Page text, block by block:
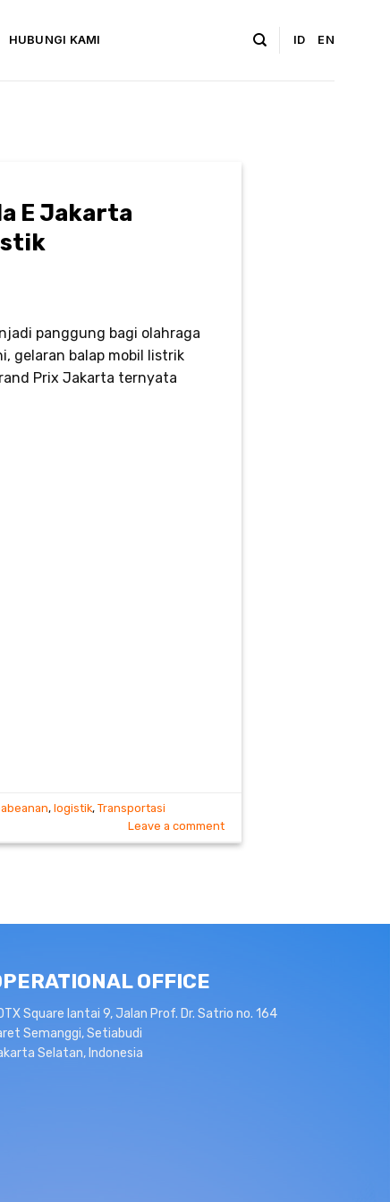
HUBUNGI KAMI ID EN
E Jakarta
panggung bagi olahraga
gelaran balap mobil listrik
Prix Jakarta ternyata
,logistik,Transportasi
Leave a comment
OFFICE
Square lantai 9, Jalan Prof. Dr. Satrio no. 164
Semanggi, Setiabudi
Selatan, Indonesia